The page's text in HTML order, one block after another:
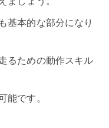
基本的な部分になり
るための動作スキル
能です。